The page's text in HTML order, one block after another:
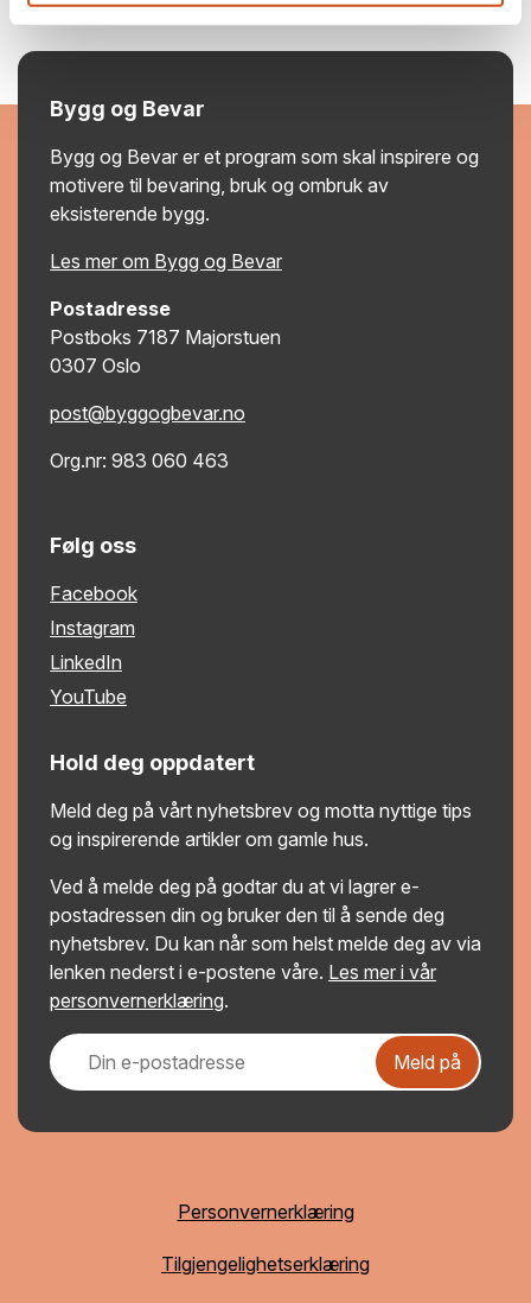
Bygg og Bevar
Bygg og Bevar er et program som skal inspirere og
motivere til bevaring, bruk og ombruk av
eksisterende bygg.
Les mer om Bygg og Bevar
Postadresse
Postboks 7187 Majorstuen
0307 Oslo
post@byggogbevar.no
Org.nr: 983 060 463
Følg oss
Facebook
Instagram
LinkedIn
YouTube
Hold deg oppdatert
Meld deg på vårt nyhetsbrev og motta nyttige tips
og inspirerende artikler om gamle hus.
Ved å melde deg på godtar du at vi lagrer e-
postadressen din og bruker den til å sende deg
nyhetsbrev. Du kan når som helst melde deg av via
lenken nederst i e-postene våre. Les mer i vår
personvernerklæring.
Meld på
Personvernerklæring
Tilgjengelighetserklæring